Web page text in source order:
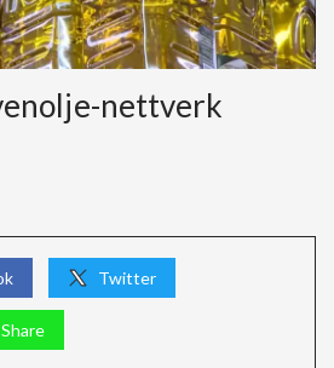
nettverk
Twitter
Share